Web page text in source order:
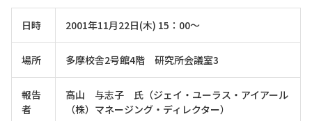
日時 2001年11月22日(木) 15：00～
場所 多摩校舎2号館4階 研究所会議室3
報告
者
高山 与志子 氏（ジェイ・ユーラス・アイアール
（株）マネージング・ディレクター）